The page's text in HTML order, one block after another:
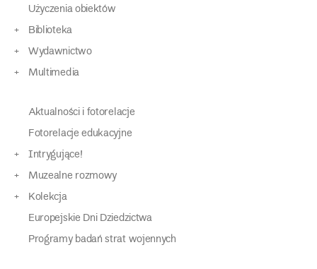
Użyczenia obiektów
Biblioteka
Wydawnictwo
Multimedia
Aktualności i fotorelacje
Fotorelacje edukacyjne
Intrygujące!
Muzealne rozmowy
Kolekcja
Europejskie Dni Dziedzictwa
Programy badań strat wojennych